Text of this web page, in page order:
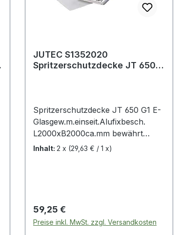
JUTEC S1352020
Spritzerschutzdecke JT 650
Spritzerschutzdecke JT 650 G1 E-
Glasgew.m.einseit.Alufixbesch.
L2000xB2000ca.mm bewährt
gegen Funkenflug,
belastbar, abriebfest · beste
Wärmedämmwerte · schnitt-,
schiebe- und scheuerfest · GS
Inhalt: 2 x (29,63 € / 1 x)
Regulärer Preis:
59,25 €
Preise inkl. MwSt. zzgl. Versandkosten